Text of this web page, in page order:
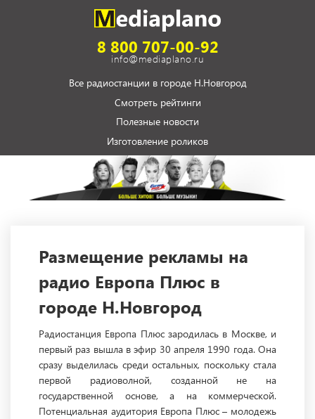
8 800 707-00-92
info@mediaplano.ru
Все радиостанции в городе Н.Новгород
Смотреть рейтинги
Полезные новости
Изготовление роликов
Размещение рекламы на
радио Европа Плюс в
городе Н.Новгород
Радиостанция Европа Плюс зародилась в Москве, и
первый раз вышла в эфир 30 апреля 1990 года. Она
сразу выделилась среди остальных, поскольку стала
первой радиоволной, созданной не на
государственной основе, а на коммерческой.
Потенциальная аудитория Европа Плюс – молодежь